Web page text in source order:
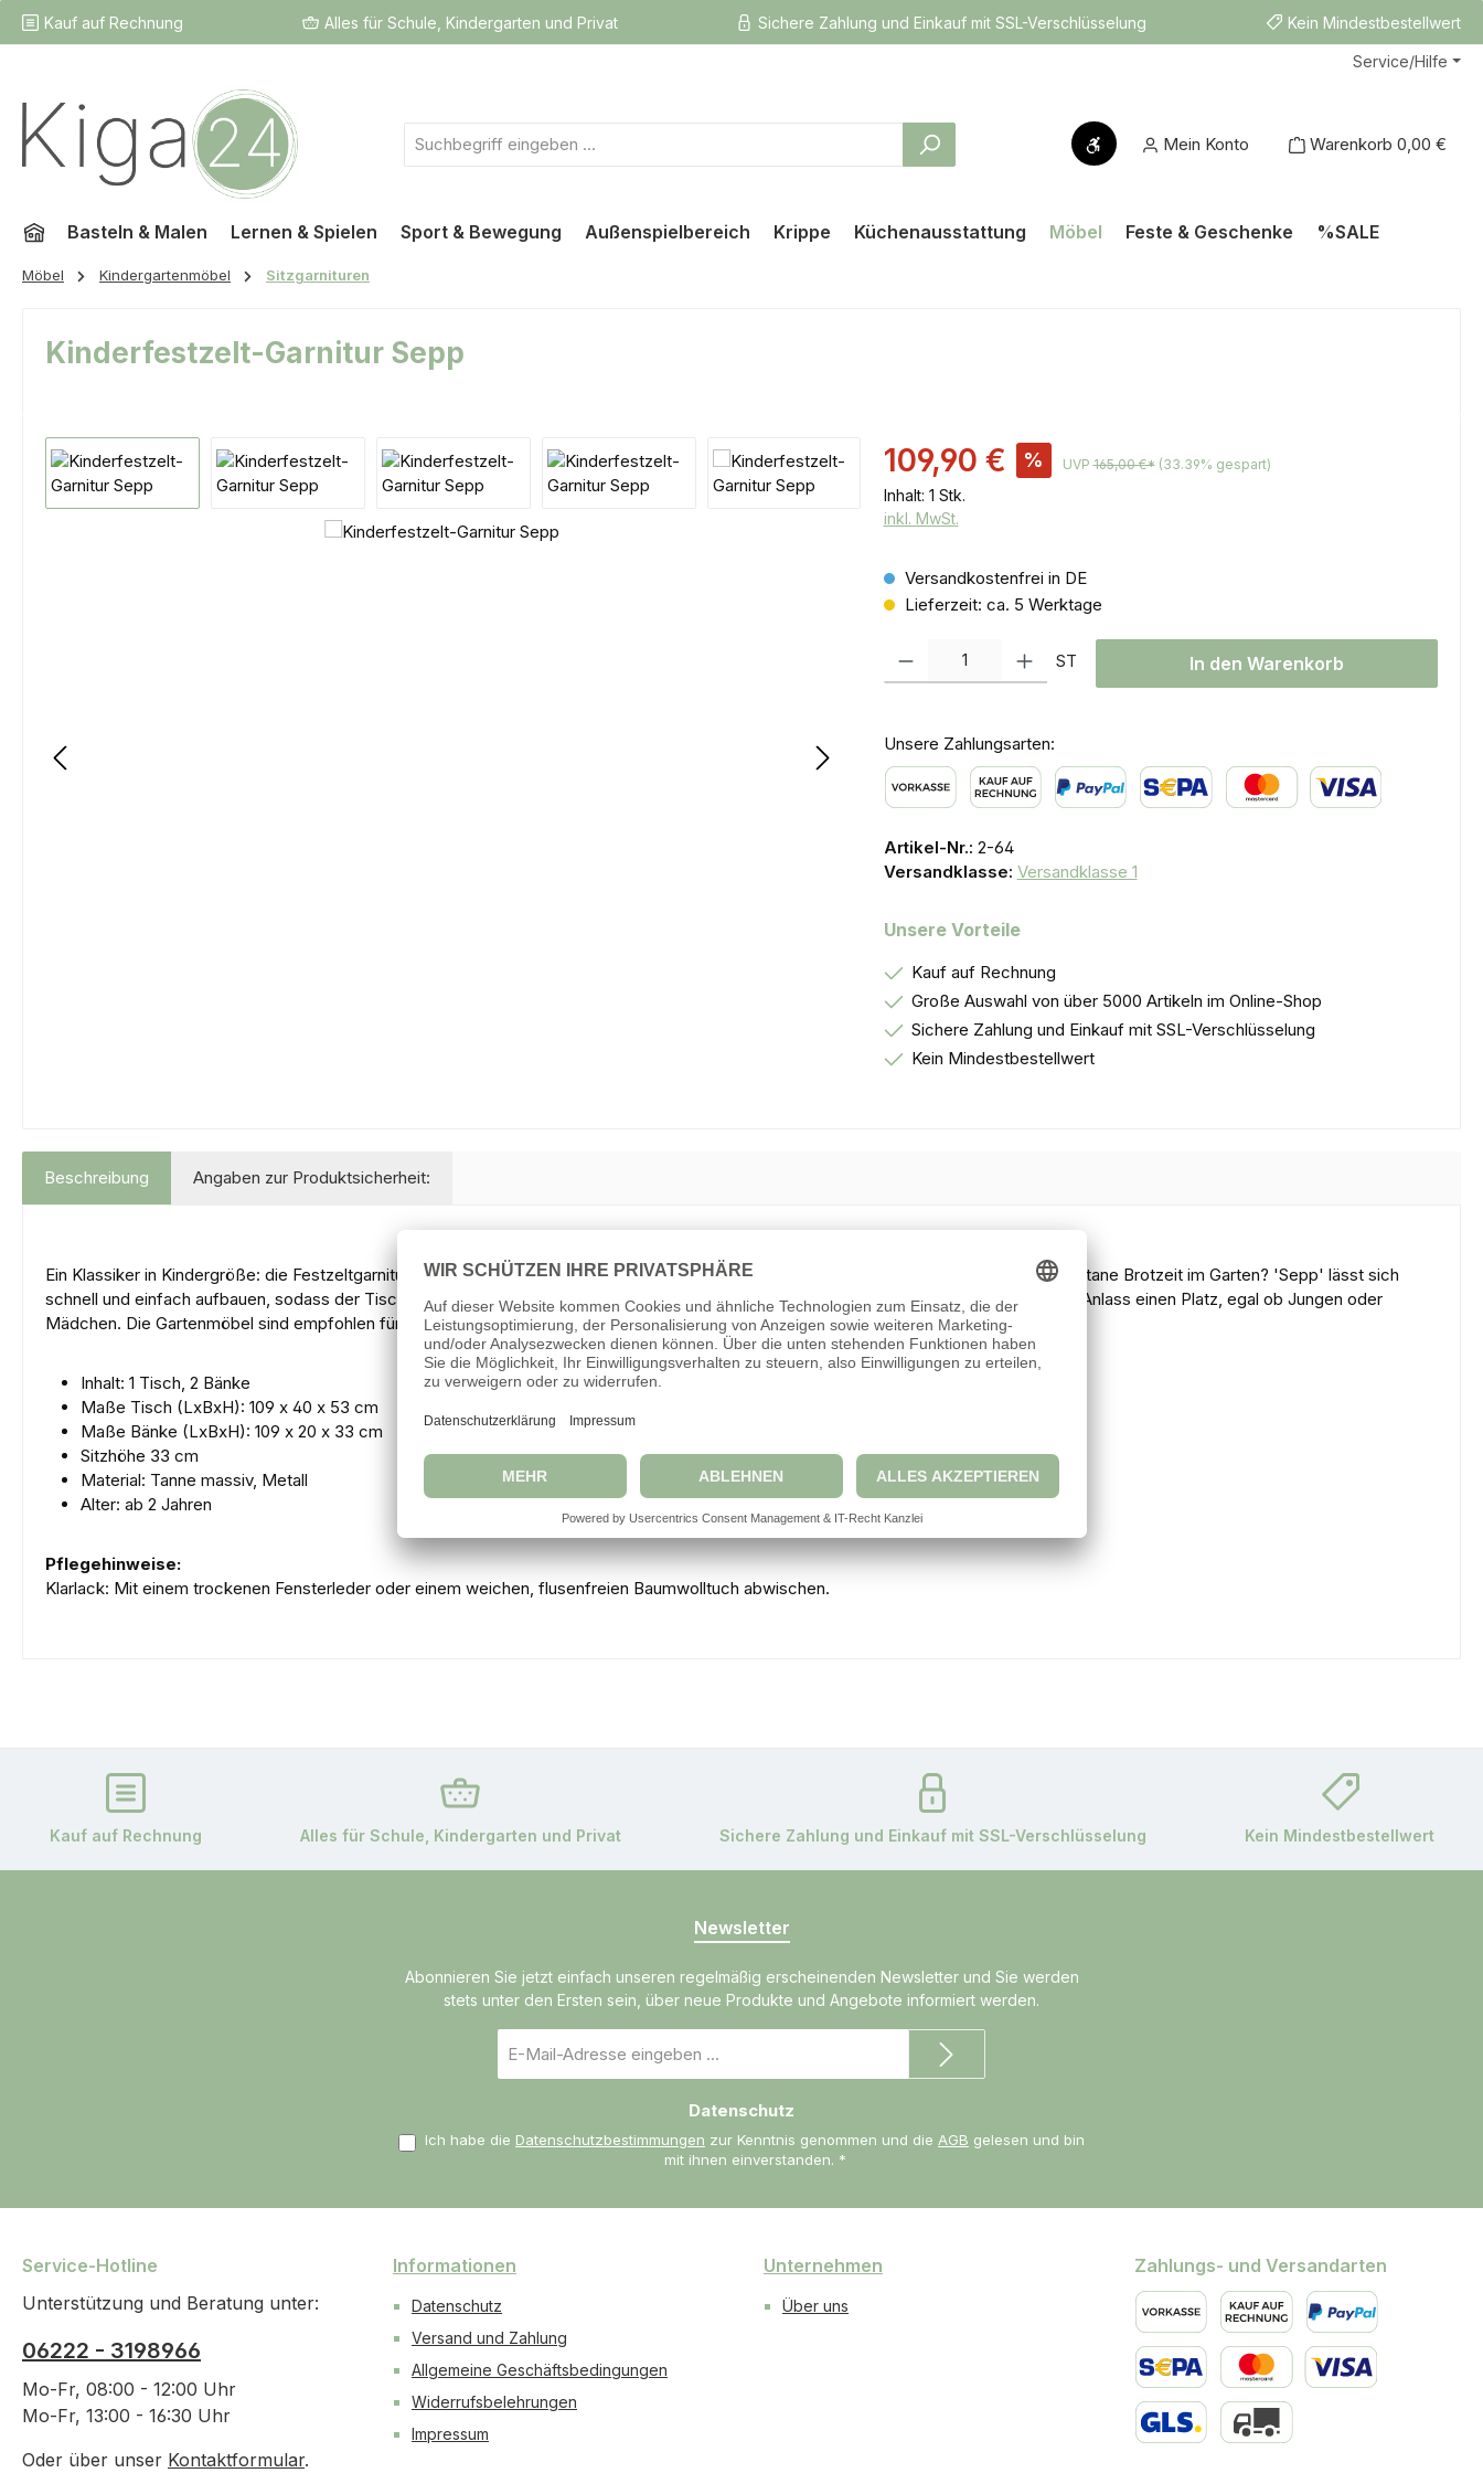
Hauptinhalt springen
Zur Suche springen
Zur Hauptnavigation springen
Kauf auf Rechnung Alles für Schule, Kindergarten und Privat Sichere Zahlung und Einkauf mit SSL-Verschlüsselung Kein Mindestbestellwert
Service/Hilfe
Werkzeugleiste anzeigen
Mein Konto Warenkorb 0,00 €
Basteln & Malen Lernen & Spielen Sport & Bewegung Außenspielbereich Krippe Küchenausstattung Möbel Feste & Geschenke %SALE
Möbel Kindergartenmöbel Sitzgarnituren
Kinderfestzelt-Garnitur Sepp
Bildergalerie überspringen Verkaufspreis:
109,90 € % UVP165,00 €* (33.39% gespart)
Inhalt: 1 Stk.
inkl. MwSt.
Versandkostenfrei in DE
Lieferzeit: ca. 5 Werktage
Produkt Anzahl: Gib den gewünschten Wert ein oder benutze die Schaltflächen
ST In den Warenkorb
Unsere Zahlungsarten:
Artikel-Nr.: 2-64
Versandklasse: Versandklasse 1
Unsere Vorteile
Kauf auf Rechnung
Große Auswahl von über 5000 Artikeln im Online-Shop
Sichere Zahlung und Einkauf mit SSL-Verschlüsselung
Kein Mindestbestellwert
Beschreibung Angaben zur Produktsicherheit:
Ein Klassiker in Kindergröße: die Festzeltgarnitur lässt sich kinderleicht zusammenklappen und platzsparend verstauen. Eine leckere, spontane Brotzeit im Garten? 'Sepp' lässt sich
schnell und einfach aufbauen, sodass der Tisch sofort gedeckt werden kann. An der Kinderfestzeltgarnitur finden kleine Gäste zu jedem Anlass einen Platz, egal ob Jungen oder
Mädchen. Die Gartenmöbel sind empfohlen für Kinder von 3 bis 8 Jahren.
Inhalt: 1 Tisch, 2 Bänke
Maße Tisch (LxBxH): 109 x 40 x 53 cm
Maße Bänke (LxBxH): 109 x 20 x 33 cm
Sitzhöhe 33 cm
Material: Tanne massiv, Metall
Alter: ab 2 Jahren
Pflegehinweise:
Klarlack: Mit einem trockenen Fensterleder oder einem weichen, flusenfreien Baumwolltuch abwischen.
Kauf auf Rechnung Alles für Schule, Kindergarten und Privat Sichere Zahlung und Einkauf mit SSL-Verschlüsselung Kein Mindestbestellwert
Newsletter
Abonnieren Sie jetzt einfach unseren regelmäßig erscheinenden Newsletter und Sie werden
stets unter den Ersten sein, über neue Produkte und Angebote informiert werden.
Mail-
Datenschutz
Ich habe die Datenschutzbestimmungen zur Kenntnis genommen und die AGB gelesen und bin
mit ihnen einverstanden. *
Service-Hotline
Unterstützung und Beratung unter:
06222 - 3198966
Mo-Fr, 08:00 - 12:00 Uhr
Mo-Fr, 13:00 - 16:30 Uhr
Oder über unser Kontaktformular.
Informationen
Datenschutz
Versand und Zahlung
Allgemeine Geschäftsbedingungen
Widerrufsbelehrungen
Impressum
Unternehmen
Über uns
Zahlungs- und Versandarten
Vorkasse Kauf auf Rechnung
PayPal
SEPA LastschriftKredit- oder Debitkarte